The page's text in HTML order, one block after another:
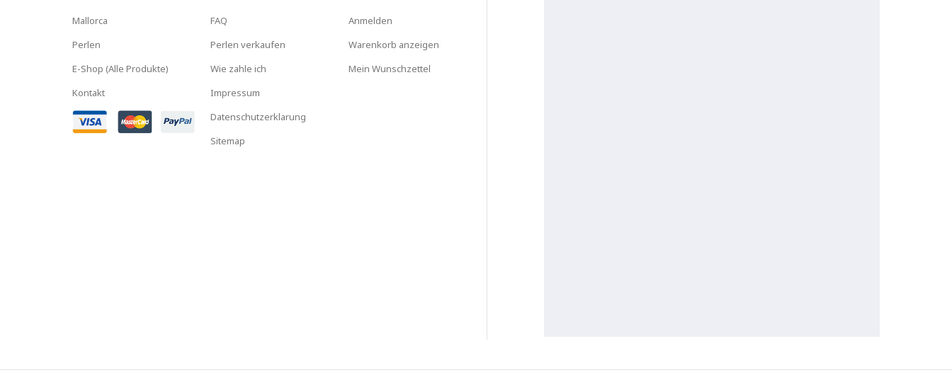
Mallorca
Perlen
E-Shop (Alle Produkte)
Kontakt
FAQ
Perlen verkaufen
Wie zahle ich
Impressum
Datenschutzerklarung
Sitemap
Anmelden
Warenkorb anzeigen
Mein Wunschzettel